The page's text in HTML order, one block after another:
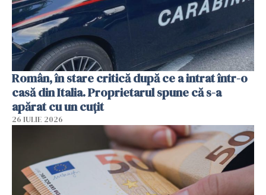
Român, în stare critică după ce a intrat într-o
casă din Italia. Proprietarul spune că s-a
apărat cu un cuțit
26 IULIE 2026